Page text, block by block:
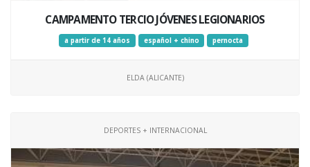
CAMPAMENTO TERCIO JÓVENES LEGIONARIOS
a partir de 14 años español + chino pernocta
ELDA (ALICANTE)
DEPORTES + INTERNACIONAL